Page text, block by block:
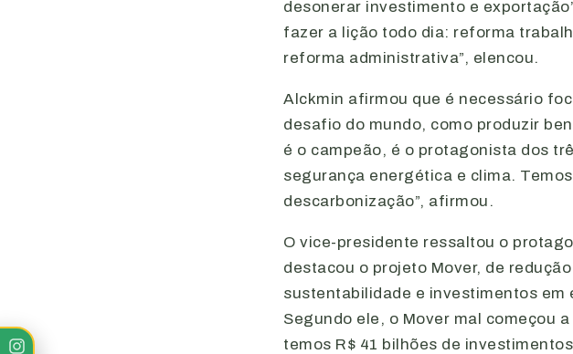
desonerar investimento e
fazer a lição todo dia: reforma
reforma administrativa”, elencou.
Alckmin afirmou que é necessário
desafio do mundo, como produzir
é o campeão, é o protagonista dos
segurança energética e clima.
descarbonização”, afirmou.
O vice-presidente ressaltou o
destacou o projeto Mover, de
sustentabilidade e investimentos
Segundo ele, o Mover mal começou
temos R$ 41 bilhões de